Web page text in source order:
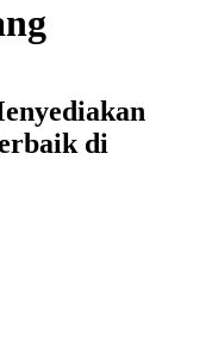
di